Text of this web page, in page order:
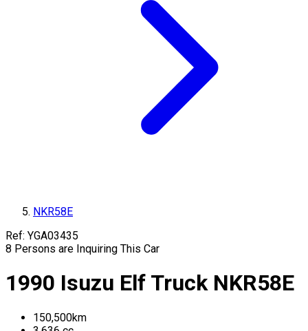
NKR58E
Ref: YGA03435
8 Persons are Inquiring This Car
1990 Isuzu Elf Truck NKR58E
150,500km